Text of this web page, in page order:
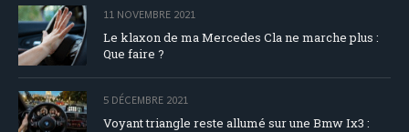
11 NOVEMBRE 2021
Le klaxon de ma Mercedes Cla ne marche plus :
Que faire ?
5 DÉCEMBRE 2021
Voyant triangle reste allumé sur une Bmw Ix3 :